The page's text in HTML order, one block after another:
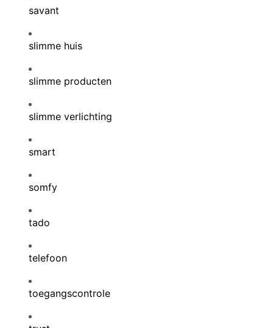
savant
slimme huis
slimme producten
slimme verlichting
smart
somfy
tado
telefoon
toegangscontrole